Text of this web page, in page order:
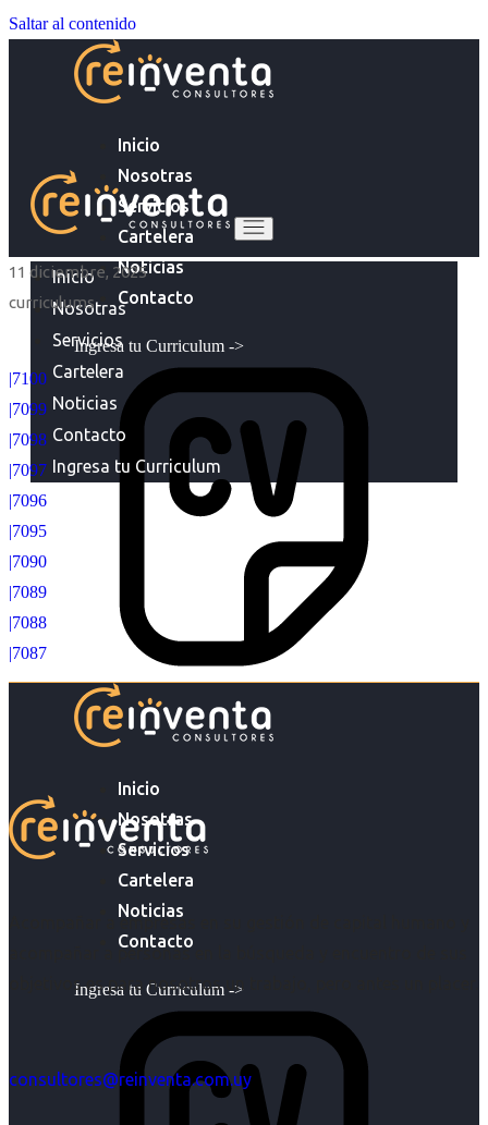
Saltar al contenido
Inicio
Nosotras
Servicios
Cartelera
Noticias
Contacto
Ingresa tu Curriculum ->
Inicio
Nosotras
Servicios
Cartelera
Noticias
Contacto
Ingresa tu Curriculum ->
Inicio
Nosotras
Servicios
Cartelera
Noticias
Contacto
Ingresa tu Curriculum
11 diciembre, 2025
curriculums
|7100
|7099
|7098
|7097
|7096
|7095
|7090
|7089
|7088
|7087
Acompañar a empresas en su gestión de capital humano y
acompañar a personas en la búsqueda y encuentro de sus
objetivos es para nosotros un trabajo, pero antes un placer.
consultores@reinventa.com.uy